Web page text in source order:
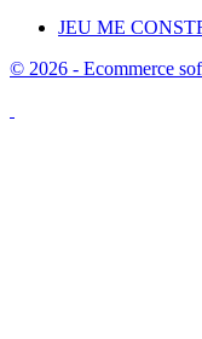
JEU ME
© 2026 - Ecommerce